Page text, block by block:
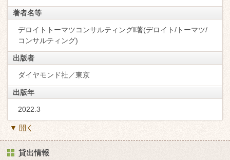
著者名等
デロイトトーマツコンサルティング‖著(デロイト/トーマツ/
コンサルティング)
出版者
ダイヤモンド社／東京
出版年
2022.3
▼ 開く
貸出情報